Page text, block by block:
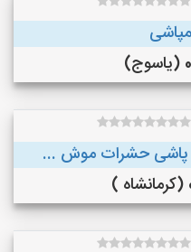
پاشی حشرات موش ...